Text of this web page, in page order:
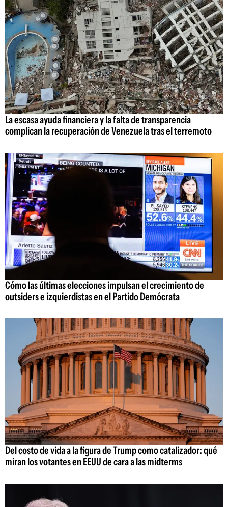
La escasa ayuda financiera y la falta de transparencia
complican la recuperación de Venezuela tras el terremoto
Cómo las últimas elecciones impulsan el crecimiento de
outsiders e izquierdistas en el Partido Demócrata
Del costo de vida a la figura de Trump como catalizador: qué
miran los votantes en EEUU de cara a las midterms